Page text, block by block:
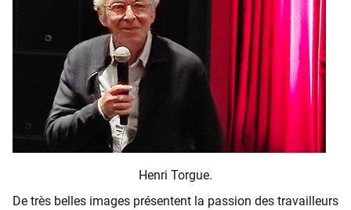
Hen­ri Torgue.
De très belles images pré­sentent la pas­sion des tra­vailleurs